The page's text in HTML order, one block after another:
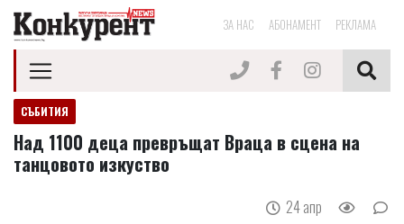
ЗА НАС АБОНАМЕНТ РЕКЛАМА
СЪБИТИЯ
Над 1100 деца превръщат Враца в сцена на
танцовото изкуство
24 апр